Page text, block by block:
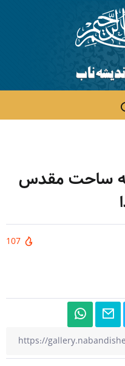
ساحت مقدس
107